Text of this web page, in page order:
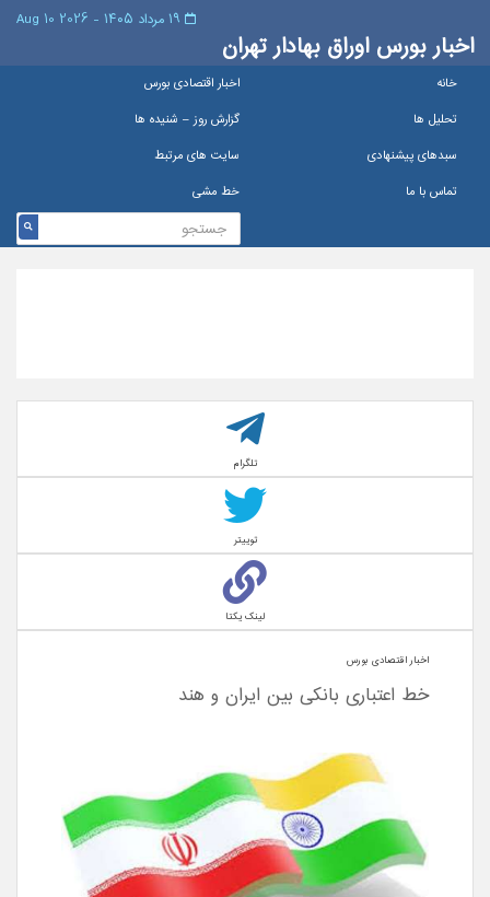
اخبار بورس اوراق بهادار تهران
خانه
اخبار اقتصادی بورس
تحلیل ها
گزارش روز – شنيده ها
سبدهای پیشنهادی
سایت های مرتبط
تماس با ما
خط مشی
تلگرام
توییتر
لینک یکتا
اخبار اقتصادی بورس
خط اعتباری بانکی بین ایران و هند